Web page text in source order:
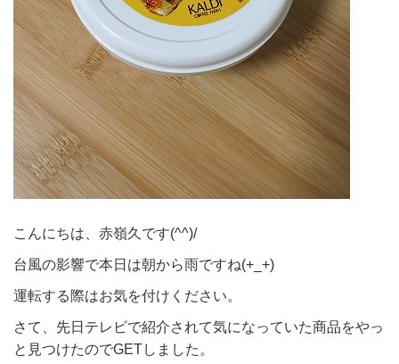
こんにちは、赤嶺久です(^^)/
台風の影響で本日は朝から雨ですね(+_+)
運転する際はお気を付けください。
さて、先日テレビで紹介されて気になっていた商品をやっ
と見つけたのでGETしました。